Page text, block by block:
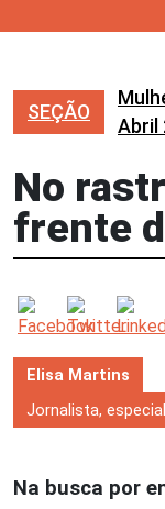
SEÇÃO
Abril
No
frente
Elisa Martins
Jornalista,
Na busca por